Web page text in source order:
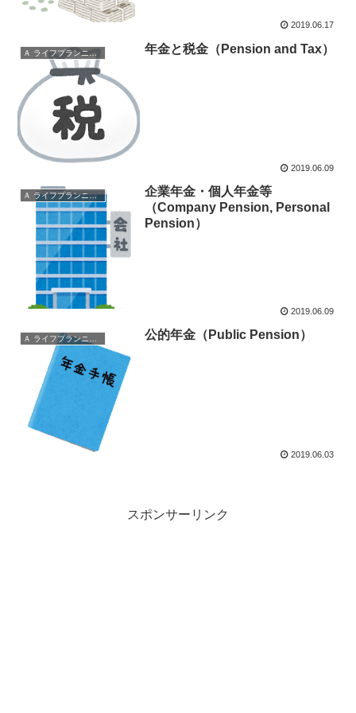
2019.06.17
Ａ ライフプランニングと資金計画 年金と税金（Pension and Tax）
2019.06.09
Ａ ライフプランニングと資金計画
企業年金・個人年金等
（Company Pension, Personal
Pension）
2019.06.09
Ａ ライフプランニングと資金計画 公的年金（Public Pension）
2019.06.03
スポンサーリンク